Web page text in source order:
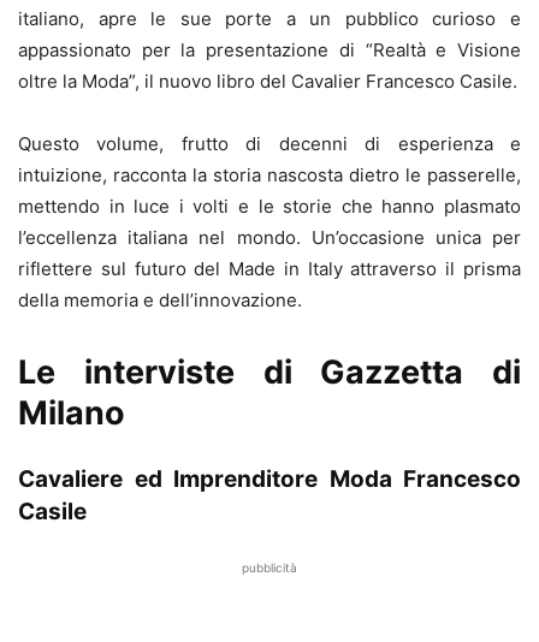
italiano, apre le sue porte a un pubblico curioso e
appassionato per la presentazione di “Realtà e Visione
oltre la Moda”, il nuovo libro del Cavalier Francesco Casile.
Questo volume, frutto di decenni di esperienza e
intuizione, racconta la storia nascosta dietro le passerelle,
mettendo in luce i volti e le storie che hanno plasmato
l’eccellenza italiana nel mondo. Un’occasione unica per
riflettere sul futuro del Made in Italy attraverso il prisma
della memoria e dell’innovazione.
Le interviste di Gazzetta di
Milano
Cavaliere ed Imprenditore Moda Francesco
Casile
pubblicità